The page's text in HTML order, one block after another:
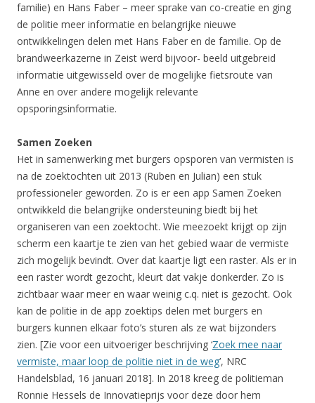
familie) en Hans Faber – meer sprake van co-creatie en ging
de politie meer informatie en belangrijke nieuwe
ontwikkelingen delen met Hans Faber en de familie. Op de
brandweerkazerne in Zeist werd bijvoor- beeld uitgebreid
informatie uitgewisseld over de mogelijke fietsroute van
Anne en over andere mogelijk relevante
opsporingsinformatie.
Samen Zoeken
Het in samenwerking met burgers opsporen van vermisten is
na de zoektochten uit 2013 (Ruben en Julian) een stuk
professioneler geworden. Zo is er een app Samen Zoeken
ontwikkeld die belangrijke ondersteuning biedt bij het
organiseren van een zoektocht. Wie meezoekt krijgt op zijn
scherm een kaartje te zien van het gebied waar de vermiste
zich mogelijk bevindt. Over dat kaartje ligt een raster. Als er in
een raster wordt gezocht, kleurt dat vakje donkerder. Zo is
zichtbaar waar meer en waar weinig c.q. niet is gezocht. Ook
kan de politie in de app zoektips delen met burgers en
burgers kunnen elkaar foto’s sturen als ze wat bijzonders
zien. [Zie voor een uitvoeriger beschrijving ‘Zoek mee naar
vermiste, maar loop de politie niet in de weg’, NRC
Handelsblad, 16 januari 2018]. In 2018 kreeg de politieman
Ronnie Hessels de Innovatieprijs voor deze door hem